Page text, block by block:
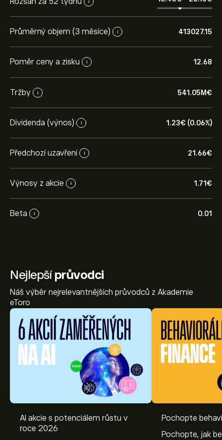
i
Průměrný objem (3 měsíce) i 413027.15
Poměr ceny a zisku i 12.68
Tržby i 541.05M‎€‎
Dividenda (výnos) i 1.23‎€‎ (0.06%)
Předchozí uzavření i 21.66‎€‎
Výnosy z akcie i 1.71‎€‎
Beta i 0.01
Nejlepšíprůvodci
Náš výběr nejrelevantnějších průvodců z Akademie
eToro
AI akcie s potenciálem růstu v
roce 2026
Pochopte
Pochopte, jak
Aktuální cena akcie WDP.BR je 21.66‎€‎.